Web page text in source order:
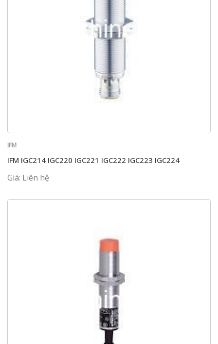
IFM
IFM IGC214 IGC220 IGC221 IGC222 IGC223 IGC224
Giá: Liên hệ